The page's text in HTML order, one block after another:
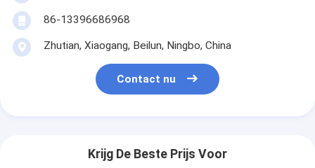
86-13396686968
Zhutian, Xiaogang, Beilun, Ningbo, China
Contact nu
Krijg De Beste Prijs Voor